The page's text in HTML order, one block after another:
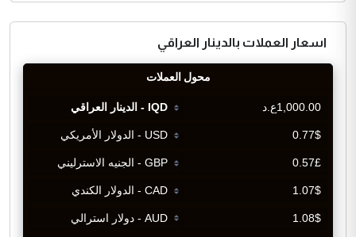
اسعار العملات بالدينار العراقي